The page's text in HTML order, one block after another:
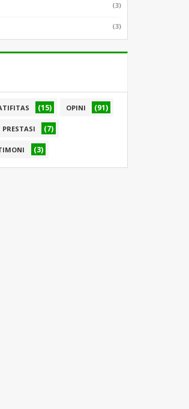
(3)
(3)
(15) OPINI (91)
PRESTASI (7)
(3)